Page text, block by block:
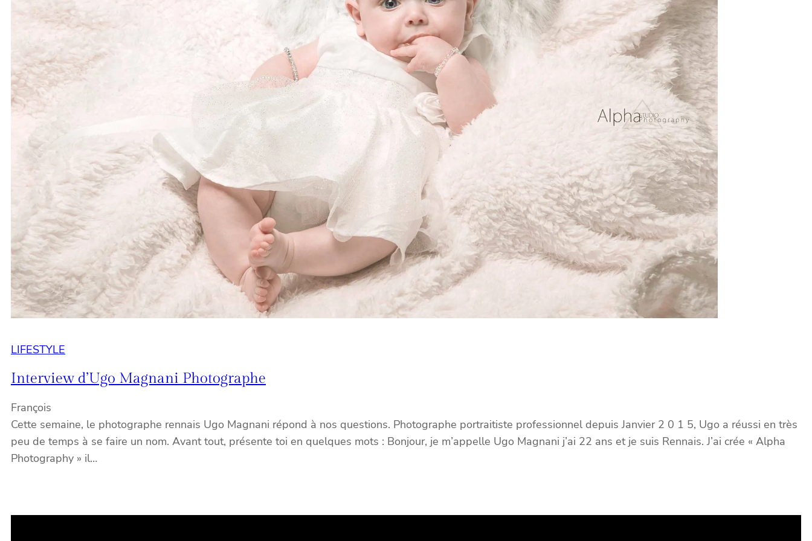
LIFESTYLE
Interview d’Ugo Magnani Photographe
François
Cette semaine, le photographe rennais Ugo Magnani répond à nos questions. Photographe portraitiste professionnel depuis Janvier 2 0 1 5, Ugo a réussi en très
peu de temps à se faire un nom. Avant tout, présente toi en quelques mots : Bonjour, je m’appelle Ugo Magnani j’ai 22 ans et je suis Rennais. J’ai crée « Alpha
Photography » il…